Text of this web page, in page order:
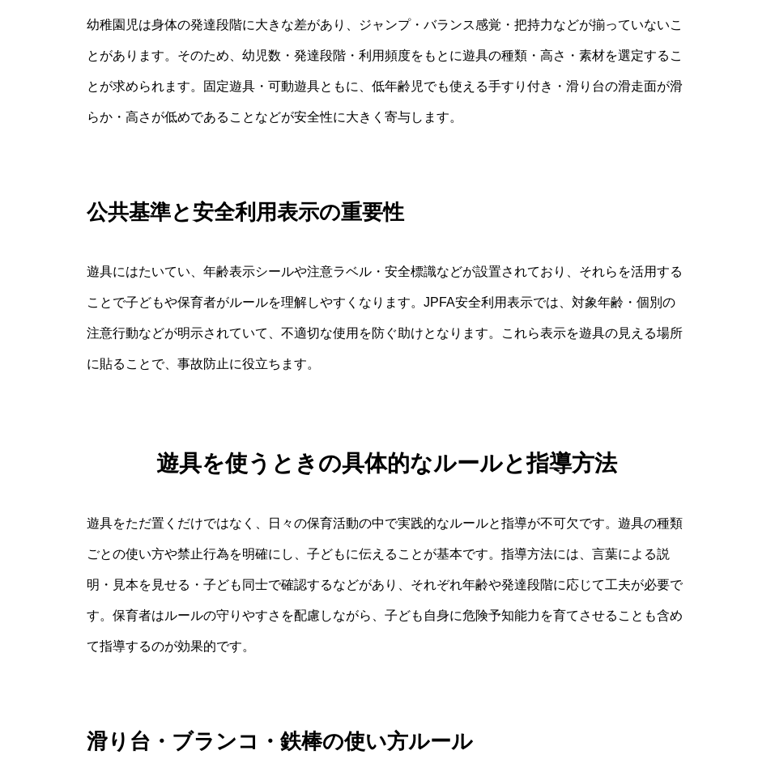
幼稚園児は身体の発達段階に大きな差があり、ジャンプ・バランス感覚・把持力などが揃っていないこ
とがあります。そのため、幼児数・発達段階・利用頻度をもとに遊具の種類・高さ・素材を選定するこ
とが求められます。固定遊具・可動遊具ともに、低年齢児でも使える手すり付き・滑り台の滑走面が滑
らか・高さが低めであることなどが安全性に大きく寄与します。
公共基準と安全利用表示の重要性
遊具にはたいてい、年齢表示シールや注意ラベル・安全標識などが設置されており、それらを活用する
ことで子どもや保育者がルールを理解しやすくなります。JPFA安全利用表示では、対象年齢・個別の
注意行動などが明示されていて、不適切な使用を防ぐ助けとなります。これら表示を遊具の見える場所
に貼ることで、事故防止に役立ちます。
遊具を使うときの具体的なルールと指導方法
遊具をただ置くだけではなく、日々の保育活動の中で実践的なルールと指導が不可欠です。遊具の種類
ごとの使い方や禁止行為を明確にし、子どもに伝えることが基本です。指導方法には、言葉による説
明・見本を見せる・子ども同士で確認するなどがあり、それぞれ年齢や発達段階に応じて工夫が必要で
す。保育者はルールの守りやすさを配慮しながら、子ども自身に危険予知能力を育てさせることも含め
て指導するのが効果的です。
滑り台・ブランコ・鉄棒の使い方ルール